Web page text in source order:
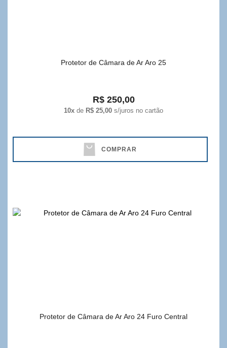
Protetor de Câmara de Ar Aro 25
R$ 250,00
10x de R$ 25,00 s/juros no cartão
COMPRAR
Protetor de Câmara de Ar Aro 24 Furo Central